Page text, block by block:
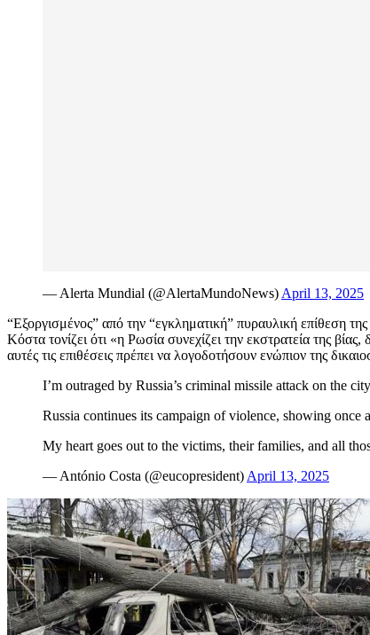
— Alerta Mundial (@AlertaMundoNews) April 13, 2025
“Εξοργισμένος” από την “εγκληματική” πυραυλική
Κόστα τονίζει ότι «η Ρωσία συνεχίζει την εκστρατεία της
αυτές τις επιθέσεις πρέπει να λογοδοτήσουν ενώπιον της
I’m outraged by Russia’s criminal missile attack on the
Russia continues its campaign of violence, showing once
My heart goes out to the victims, their families, and all
— António Costa (@eucopresident) April 13, 2025